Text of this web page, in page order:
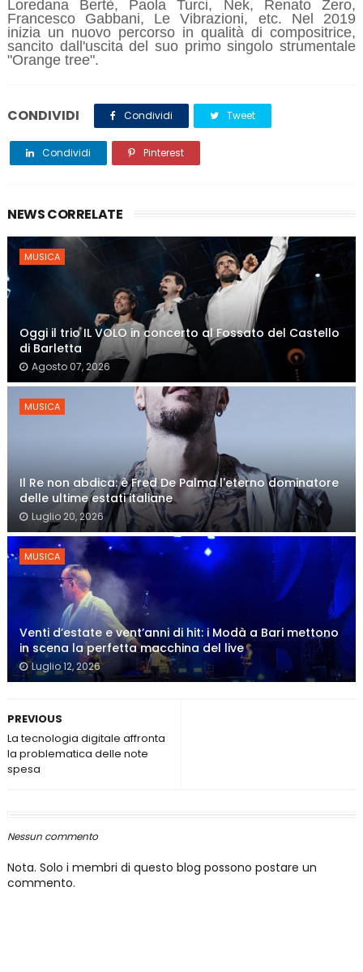
Loredana Bertè, Paola Turci, Nek, Renato Zero,
Francesco Gabbani, Le Vibrazioni, etc. Nel 2019
inizia un nuovo percorso in qualità di compositrice,
sancito dall'uscita del suo primo singolo strumentale
"Orange tree".
CONDIVIDI Condividi Tweet
Condividi Pinterest
NEWS CORRELATE
MUSICA
Oggi il trio IL VOLO in concerto al Fossato del Castello
di Barletta
Agosto 07, 2026
MUSICA
Il Re non abdica: è Fred De Palma l'eterno dominatore
delle ultime estati italiane
Luglio 20, 2026
MUSICA
Venti d’estate e vent’anni di hit: i Modà a Bari mettono
in scena la perfetta macchina del live
Luglio 12, 2026
PREVIOUS
La tecnologia digitale affronta
la problematica delle note
spesa
Nessun commento
Nota. Solo i membri di questo blog possono postare un
commento.